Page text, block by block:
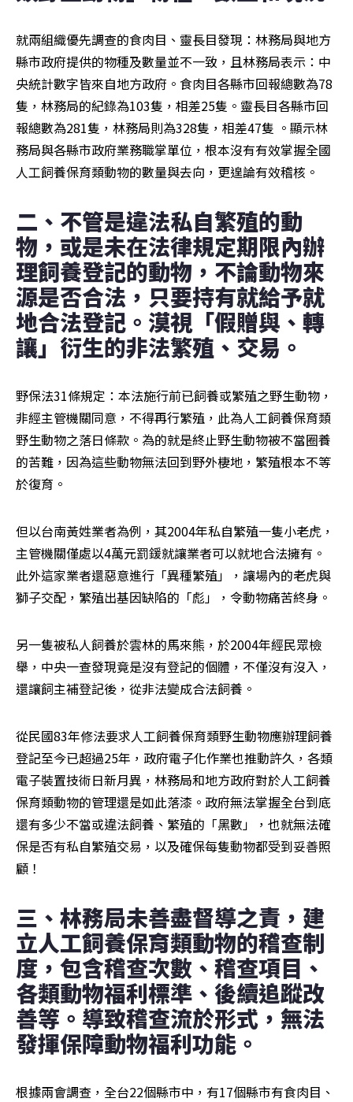
就兩組織優先調查的食肉目、靈長目發現：林務局與地方
縣市政府提供的物種及數量並不一致，且林務局表示：中
央統計數字皆來自地方政府。食肉目各縣市回報總數為78
隻，林務局的紀錄為103隻，相差25隻。靈長目各縣市回
報總數為281隻，林務局則為328隻，相差47隻 。顯示林
務局與各縣市政府業務職掌單位，根本沒有有效掌握全國
人工飼養保育類動物的數量與去向，更遑論有效稽核。
二、不管是違法私自繁殖的動
物，或是未在法律規定期限內辦
理飼養登記的動物，不論動物來
源是否合法，只要持有就給予就
地合法登記。漠視「假贈與、轉
讓」衍生的非法繁殖、交易。
野保法31條規定：本法施行前已飼養或繁殖之野生動物，
非經主管機關同意，不得再行繁殖，此為人工飼養保育類
野生動物之落日條款。為的就是終止野生動物被不當圈養
的苦難，因為這些動物無法回到野外棲地，繁殖根本不等
於復育。
但以台南黃姓業者為例，其2004年私自繁殖一隻小老虎，
主管機關僅處以4萬元罰鍰就讓業者可以就地合法擁有。
此外這家業者還惡意進行「異種繁殖」，讓場內的老虎與
獅子交配，繁殖出基因缺陷的「彪」，令動物痛苦終身。
另一隻被私人飼養於雲林的馬來熊，於2004年經民眾檢
舉，中央一查發現竟是沒有登記的個體，不僅沒有沒入，
還讓飼主補登記後，從非法變成合法飼養。
從民國83年修法要求人工飼養保育類野生動物應辦理飼養
登記至今已超過25年，政府電子化作業也推動許久，各類
電子裝置技術日新月異，林務局和地方政府對於人工飼養
保育類動物的管理還是如此落漆。政府無法掌握全台到底
還有多少不當或違法飼養、繁殖的「黑數」，也就無法確
保是否有私自繁殖交易，以及確保每隻動物都受到妥善照
顧！
三、林務局未善盡督導之責，建
立人工飼養保育類動物的稽查制
度，包含稽查次數、稽查項目、
各類動物福利標準、後續追蹤改
善等。導致稽查流於形式，無法
發揮保障動物福利功能。
根據兩會調查，全台22個縣市中，有17個縣市有食肉目、